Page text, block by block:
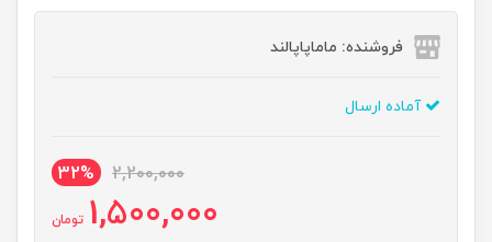
فروشنده: ماماپاپالند
آماده ارسال
2,200,000
32%
1,500,000 تومان